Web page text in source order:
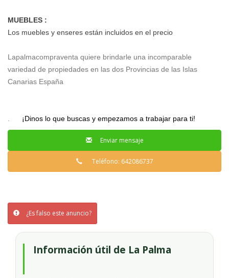
MUEBLES :
Los muebles y enseres están incluidos en el precio
Lapalmacompraventa quiere brindarle una incomparable
variedad de propiedades en las dos Provincias de las Islas
Canarias España
¡Dinos lo que buscas y empezamos a trabajar para ti!
Enviar mensaje
Teléfono: 642086737
¿Es falso este anuncio?
Información útil de La Palma